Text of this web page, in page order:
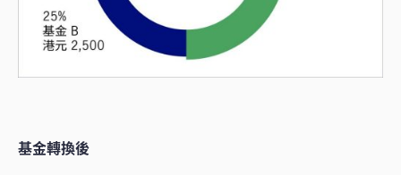
基金轉換後